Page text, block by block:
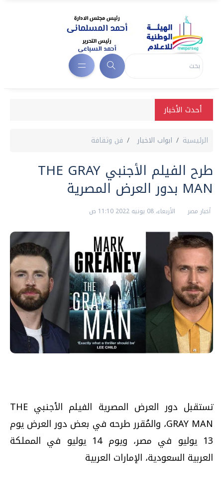
أحدث الأخبار
الرئيسية ابواب الاخبار فن وثقافة
طرح الفيلم الأجنبي THE GRAY
MAN بدور العرض المصرية
أخبار مصر الأربعاء، 08 يونيه 2022 11:10 ص
تستقبل دور العرض المصرية الفيلم الأجنبي THE
GRAY MAN، والمُقرر طرحه في بعض دور العرض يوم
13 يوليو في مصر، ويوم 14 يوليو في المملكة
العربية السعودية، الإمارات العربية